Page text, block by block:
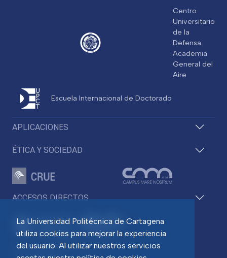
La Universidad Politécnica de Cartagena
utiliza cookies para mejorar la experiencia
del usuario. Al utilizar nuestros servicios
ACCESOS DIRECTOS
Pza. del Cronista Isidoro Valverde
Edif. La Milagrosa
APLICACIONES
ÉTICA Y SOCIEDAD
Centro
Universitario
de la
Defensa.
Academia
General del
Aire
Escuela Internacional de Doctorado